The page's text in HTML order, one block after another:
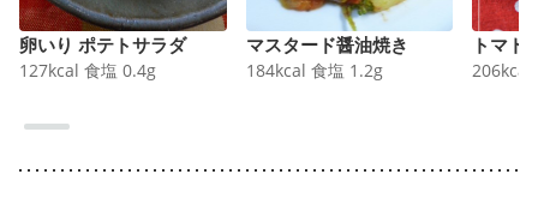
卵いり ポテトサラダ
127kcal 食塩 0.4g
マスタード醤油焼き
184kcal 食塩 1.2g
トマト
206kcal